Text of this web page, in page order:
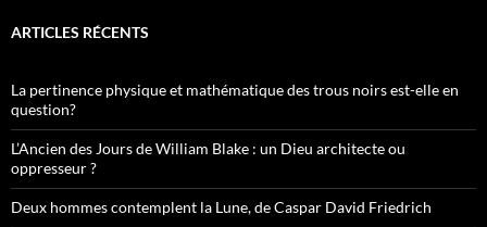
ARTICLES RÉCENTS
La pertinence physique et mathématique des trous noirs est-elle en
question?
L’Ancien des Jours de William Blake : un Dieu architecte ou
oppresseur ?
Deux hommes contemplent la Lune, de Caspar David Friedrich